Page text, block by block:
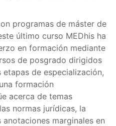
programas de máster de
último curso MEDhis ha
en formación mediante
de posgrado dirigidos
etapas de especialización,
formación
acerca de temas
normas jurídicas, la
marginales en